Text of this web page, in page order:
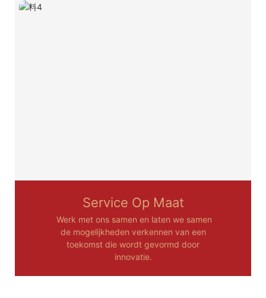
Service Op Maat
Werk met ons samen en laten we samen
de mogelijkheden verkennen van een
toekomst die wordt gevormd door
innovatie.